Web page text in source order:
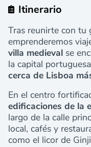
Itinerario
Tras reunirte con tu
emprenderemos
villa medieval se
la capital
cerca de Lisboa
En el centro
edificaciones de la
largo de la calle
local, cafés y
como el licor de